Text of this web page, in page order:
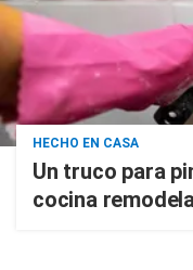
HECHO EN CASA
Un truco para
cocina